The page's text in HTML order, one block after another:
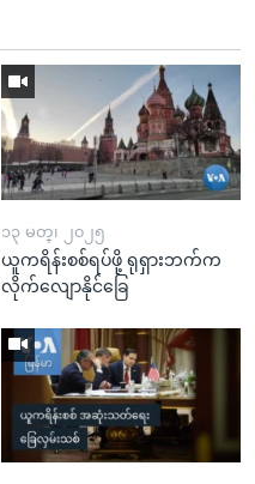
၁၃ မတ္၊ ၂၀၂၅
ယူကရိန်းစစ်ရပ်ဖို့ ရုရှားဘက်က
လိုက်လျောနိုင်ခြေ